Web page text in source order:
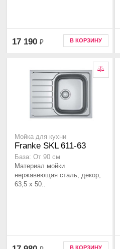
17 190 ₽ В КОРЗИНУ
Мойка для кухни
Franke SKL 611-63
База: От 90 см
Материал мойки
нержавеющая сталь, декор,
63,5 x 50..
В КОРЗИНУ